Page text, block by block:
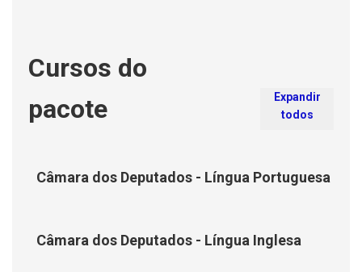
Cursos do
pacote
Expandir
todos
Câmara dos Deputados - Língua Portuguesa
Câmara dos Deputados - Língua Inglesa